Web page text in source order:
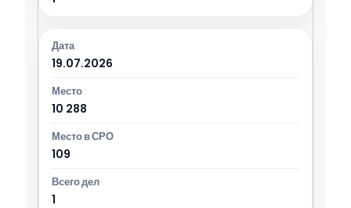
19.07.2026
10 288
109
1